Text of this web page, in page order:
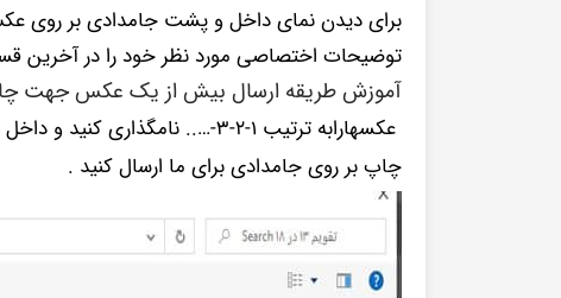
برای دیدن نمای داخل و پشت جامدادی بر روی
توضیحات اختصاصی مورد نظر خود را در آخرین
آموزش طریقه ارسال بیش از یک عکس جهت
چاپ بر روی جامدادی برای ما ارسال کنید .